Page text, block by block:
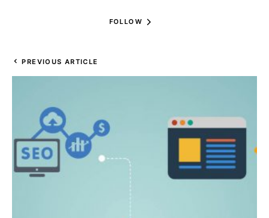
FOLLOW
PREVIOUS ARTICLE